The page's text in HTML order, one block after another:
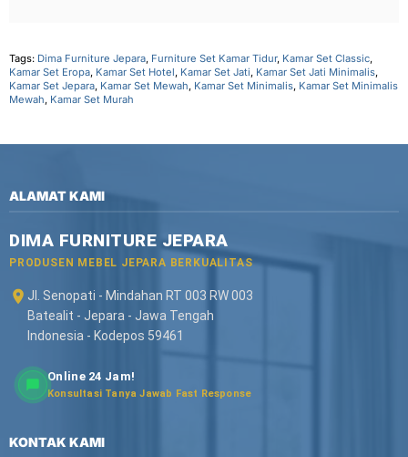
Tags: Dima Furniture Jepara, Furniture Set Kamar Tidur, Kamar Set Classic,
Kamar Set Eropa, Kamar Set Hotel, Kamar Set Jati, Kamar Set Jati Minimalis,
Kamar Set Jepara, Kamar Set Mewah, Kamar Set Minimalis, Kamar Set Minimalis
Mewah, Kamar Set Murah
ALAMAT KAMI
DIMA FURNITURE JEPARA
PRODUSEN MEBEL JEPARA BERKUALITAS
Jl. Senopati - Mindahan RT 003 RW 003
Batealit - Jepara - Jawa Tengah
Indonesia - Kodepos 59461
Online 24 Jam!
Konsultasi Tanya Jawab Fast Response
KONTAK KAMI